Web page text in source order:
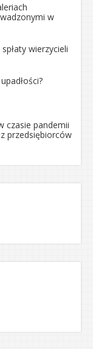
w
wierzycieli
czasie pandemii
przedsiębiorców